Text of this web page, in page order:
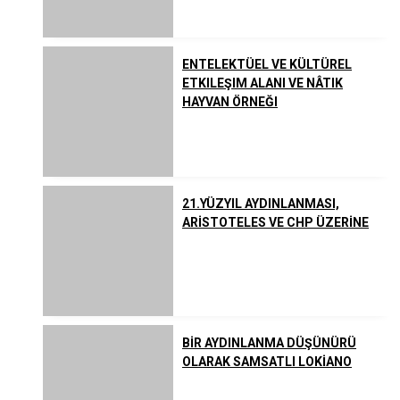
Uzakdoğu Dinleri
ENTELEKTÜEL VE KÜLTÜREL
ETKILEŞIM ALANI VE NÂTIK
HAYVAN ÖRNEĞI
21.YÜZYIL AYDINLANMASI,
ARİSTOTELES VE CHP ÜZERİNE
BİR AYDINLANMA DÜŞÜNÜRÜ
OLARAK SAMSATLI LOKİANO